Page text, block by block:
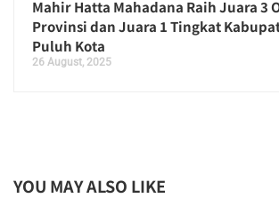
Mahir Hatta Mahadana Raih Juara 3
Provinsi dan Juara 1 Tingkat
Puluh Kota
26 August, 2025
YOU MAY ALSO LIKE